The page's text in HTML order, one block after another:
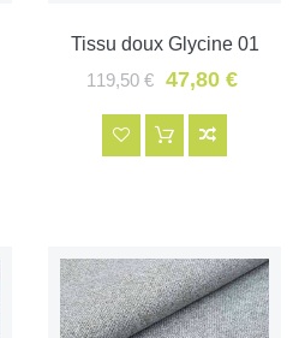
Tissu doux Glycine 01
119,50 €
47,80 €